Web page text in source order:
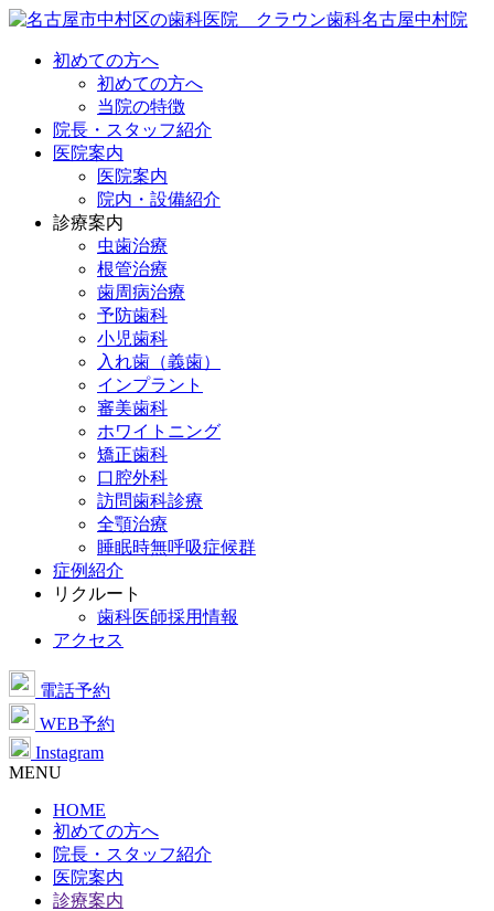
初めての方へ
初めての方へ
当院の特徴
院長・スタッフ紹介
医院案内
医院案内
院内・設備紹介
診療案内
虫歯治療
根管治療
歯周病治療
予防歯科
小児歯科
入れ歯（義歯）
インプラント
審美歯科
ホワイトニング
矯正歯科
口腔外科
訪問歯科診療
全顎治療
睡眠時無呼吸症候群
症例紹介
リクルート
歯科医師採用情報
アクセス
電話予約
WEB予約
Instagram
MENU
HOME
初めての方へ
院長・スタッフ紹介
医院案内
診療案内